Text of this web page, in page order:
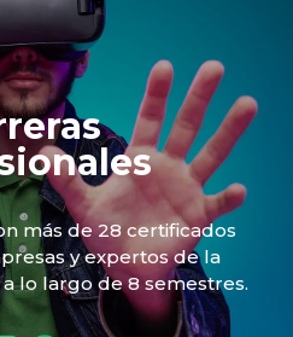
más de 28 certificados
y expertos de la
lo largo de 8 semestres.